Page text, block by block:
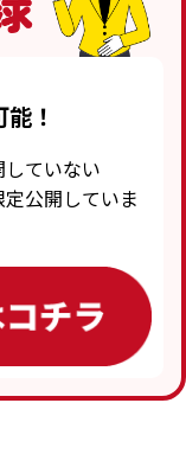
！
ていない
定公開していま